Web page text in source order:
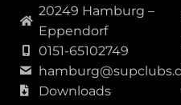
20249 Hamburg –
Eppendorf
0151-65102749
Downloads